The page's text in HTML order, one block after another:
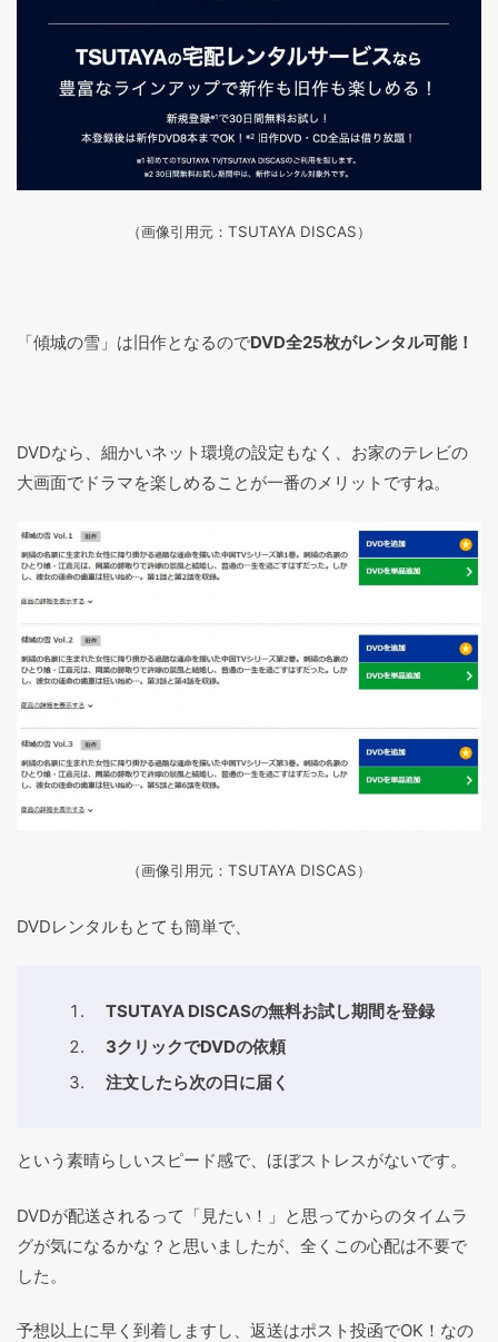
（画像引用元：TSUTAYA DISCAS）
「傾城の雪」は旧作となるのでDVD全25枚がレンタル可能！
DVDなら、細かいネット環境の設定もなく、お家のテレビの
大画面でドラマを楽しめることが一番のメリットですね。
（画像引用元：TSUTAYA DISCAS）
DVDレンタルもとても簡単で、
TSUTAYA DISCASの無料お試し期間を登録
3クリックでDVDの依頼
注文したら次の日に届く
という素晴らしいスピード感で、ほぼストレスがないです。
DVDが配送されるって「見たい！」と思ってからのタイムラ
グが気になるかな？と思いましたが、全くこの心配は不要で
した。
予想以上に早く到着しますし、返送はポスト投函でOK！なの